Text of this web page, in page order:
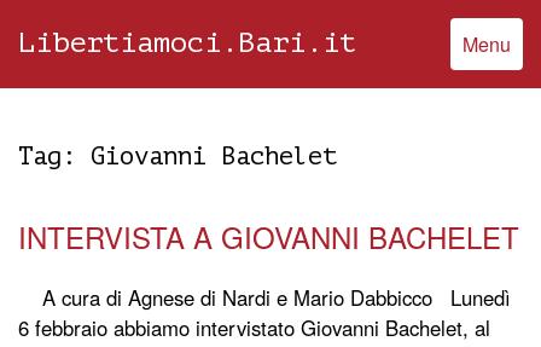
Libertiamoci.Bari.it Menu
Tag: Giovanni Bachelet
INTERVISTA A GIOVANNI BACHELET
A cura di Agnese di Nardi e Mario Dabbicco Lunedì
6 febbraio abbiamo intervistato Giovanni Bachelet, al